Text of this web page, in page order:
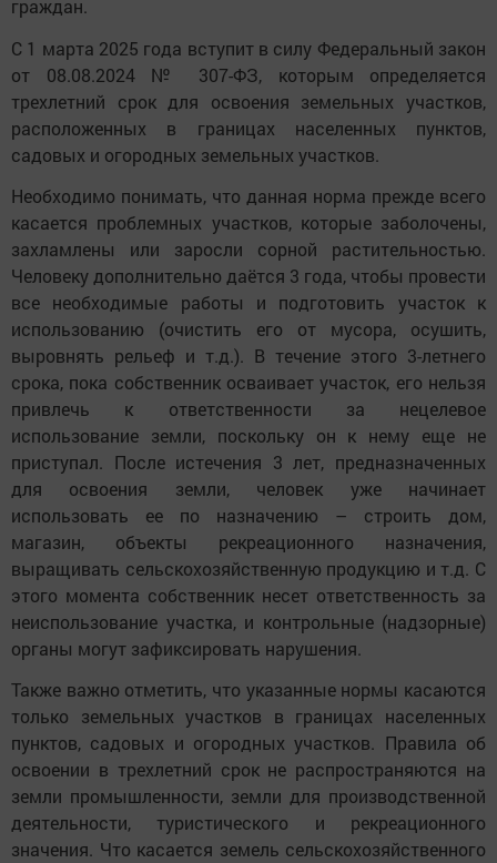
граждан.
С 1 марта 2025 года вступит в силу Федеральный закон
от 08.08.2024 № 307-ФЗ, которым определяется
трехлетний срок для освоения земельных участков,
расположенных в границах населенных пунктов,
садовых и огородных земельных участков.
Необходимо понимать, что данная норма прежде всего
касается проблемных участков, которые заболочены,
захламлены или заросли сорной растительностью.
Человеку дополнительно даётся 3 года, чтобы провести
все необходимые работы и подготовить участок к
использованию (очистить его от мусора, осушить,
выровнять рельеф и т.д.). В течение этого 3-летнего
срока, пока собственник осваивает участок, его нельзя
привлечь к ответственности за нецелевое
использование земли, поскольку он к нему еще не
приступал. После истечения 3 лет, предназначенных
для освоения земли, человек уже начинает
использовать ее по назначению – строить дом,
магазин, объекты рекреационного назначения,
выращивать сельскохозяйственную продукцию и т.д. С
этого момента собственник несет ответственность за
неиспользование участка, и контрольные (надзорные)
органы могут зафиксировать нарушения.
Также важно отметить, что указанные нормы касаются
только земельных участков в границах населенных
пунктов, садовых и огородных участков. Правила об
освоении в трехлетний срок не распространяются на
земли промышленности, земли для производственной
деятельности, туристического и рекреационного
значения. Что касается земель сельскохозяйственного